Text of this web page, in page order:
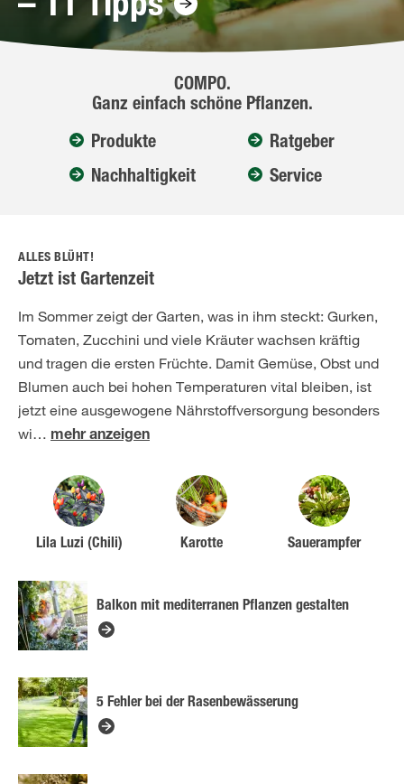
– 11 Tipps
COMPO.
Ganz einfach schöne Pflanzen.
Produkte
Ratgeber
Nachhaltigkeit
Service
ALLES BLÜHT!
Jetzt ist Gartenzeit
Im Sommer zeigt der Garten, was in ihm steckt: Gurken,
Tomaten, Zucchini und viele Kräuter wachsen kräftig
und tragen die ersten Früchte. Damit Gemüse, Obst und
Blumen auch bei hohen Temperaturen vital bleiben, ist
jetzt eine ausgewogene Nährstoffversorgung besonders
wi… mehr anzeigen
Lila Luzi (Chili) Karotte Sauerampfer
Balkon mit mediterranen Pflanzen gestalten
5 Fehler bei der Rasenbewässerung